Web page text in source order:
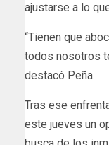
ajustarse a lo
“Tienen que
todos nosotros
destacó Peña.
Tras ese
este jueves un